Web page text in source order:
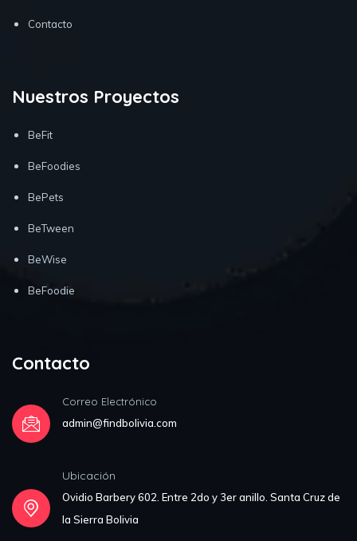
Contacto
Nuestros Proyectos
BeFit
BeFoodies
BePets
BeTween
BeWise
BeFoodie
Contacto
Correo Electrónico
admin@findbolivia.com
Ubicación
Ovidio Barbery 602. Entre 2do y 3er anillo. Santa Cruz de
la Sierra Bolivia